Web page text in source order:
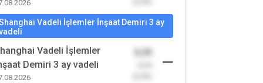
Vadeli İşlemler İnşaat Demiri 3 ay
Vadeli İşlemler
Demiri 3 ay vadeli
0,00